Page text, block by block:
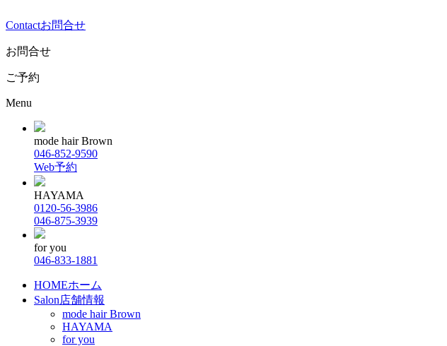
Contactお問合せ
お問合せ
ご予約
Menu
mode hair Brown
046-852-9590
Web予約
HAYAMA
0120-56-3986
046-875-3939
for you
046-833-1881
HOMEホーム
Salon店舗情報
mode hair Brown
HAYAMA
for you